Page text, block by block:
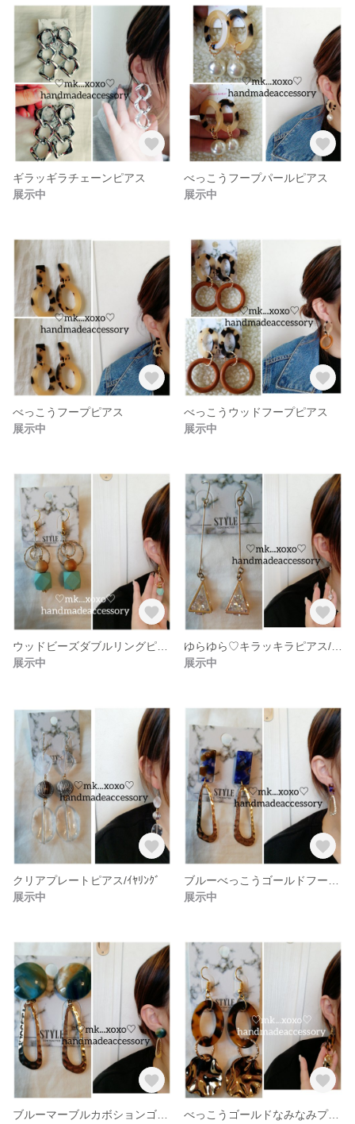
ギラッギラチェーンピアス
展示中
べっこうフープパールピアス
展示中
べっこうフープピアス
展示中
べっこうウッドフープピアス
展示中
展示中
展示中
クリアプレートピアス/ｲﾔﾘﾝｸﾞ
展示中
展示中
べっこうゴールドなみなみプレートフックピアス/ｲﾔﾘﾝｸﾞ